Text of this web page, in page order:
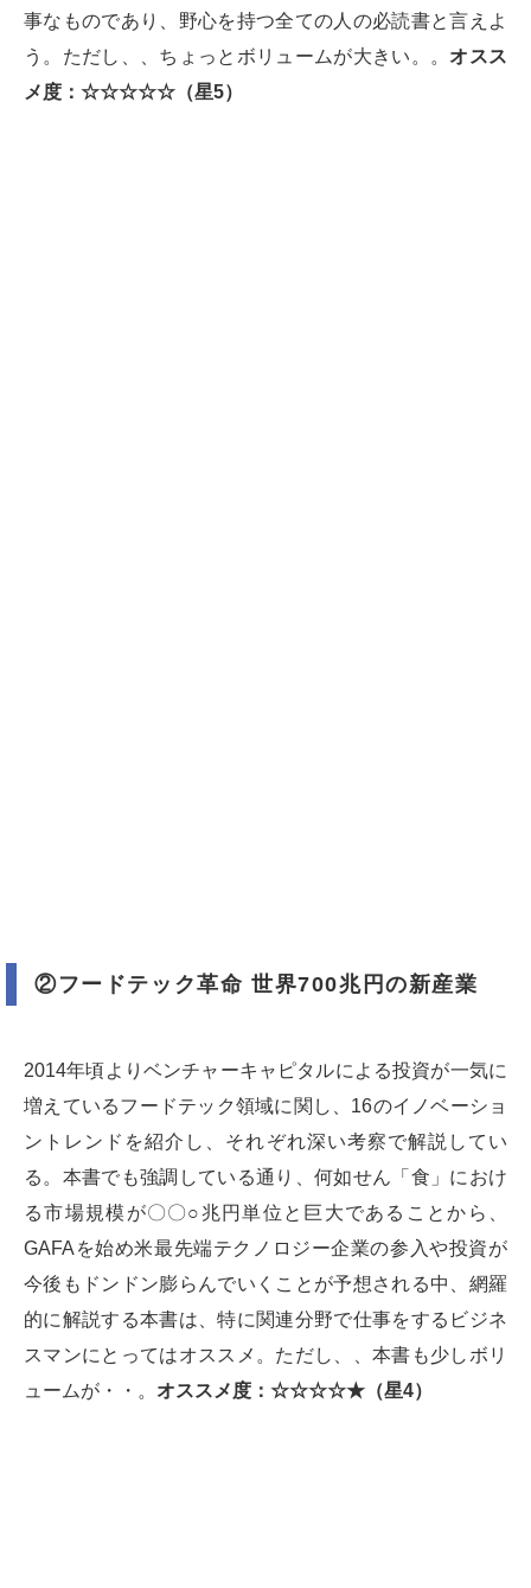
事なものであり、野心を持つ全ての人の必読書と言えよ
う。ただし、、ちょっとボリュームが大きい。。 オスス
メ度：☆☆☆☆☆（星5）
②フードテック革命 世界700兆円の新産業
2014年頃よりベンチャーキャピタルによる投資が一気に
増えているフードテック領域に関し、16のイノベーショ
ントレンドを紹介し、それぞれ深い考察で解説してい
る。本書でも強調している通り、何如せん「食」におけ
る市場規模が〇〇○兆円単位と巨大であることから、
GAFAを始め米最先端テクノロジー企業の参入や投資が
今後もドンドン膨らんでいくことが予想される中、網羅
的に解説する本書は、特に関連分野で仕事をするビジネ
スマンにとってはオススメ。ただし、、本書も少しボリ
ュームが・・。 オススメ度：☆☆☆☆★（星4）